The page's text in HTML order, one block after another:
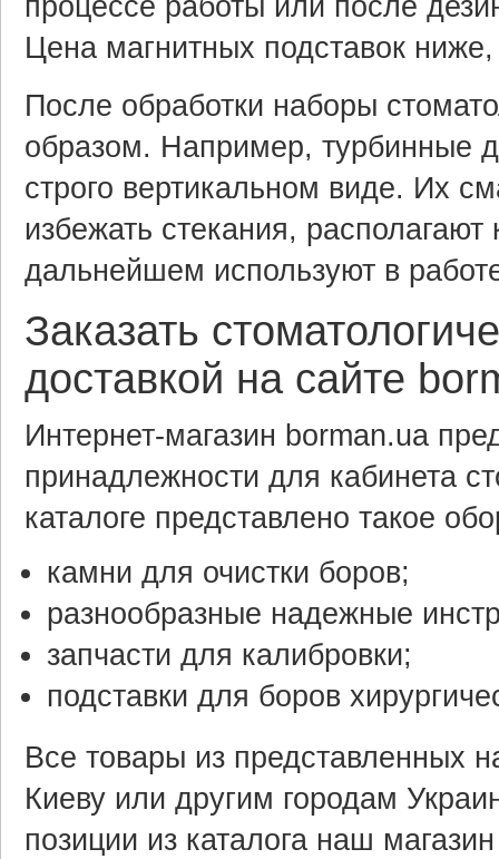
Цена магнитных подставок
После обработки наборы
образом. Например, турбинные
строго вертикальном виде. Их
избежать стекания,
дальнейшем используют в
Заказать
доставкой на сайте
Интернет-магазин borman.ua
принадлежности для кабинета
каталоге представлено такое
камни для очистки боров;
разнообразные надежные
запчасти для калибровки;
подставки для боров
Все товары из представленных
Киеву или другим городам
позиции из каталога наш